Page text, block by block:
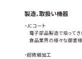
製造、取扱い機器
・JCコート
電子部品製造で培ってき
食品業界の様々な御客様
・超微細加工